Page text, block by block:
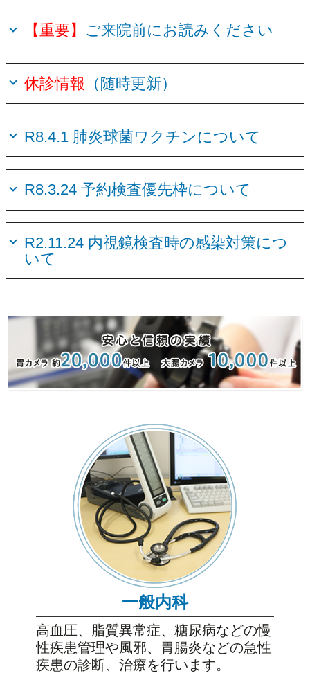
【重要】 ご来院前にお読みください
休診情報 （随時更新）
R8.4.1 肺炎球菌ワクチンについて
R8.3.24 予約検査優先枠について
R2.11.24 内視鏡検査時の感染対策につ
いて
一般内科
高血圧、脂質異常症、糖尿病などの慢
性疾患管理や風邪、胃腸炎などの急性
疾患の診断、治療を行います。